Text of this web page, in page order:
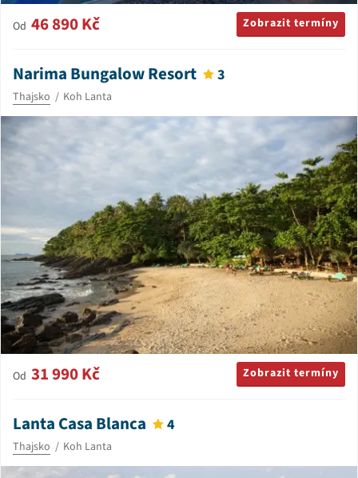
Od 46 890 Kč Zobrazit termíny
Narima Bungalow Resort 3
Thajsko Koh Lanta
Od 31 990 Kč Zobrazit termíny
Lanta Casa Blanca 4
Thajsko Koh Lanta